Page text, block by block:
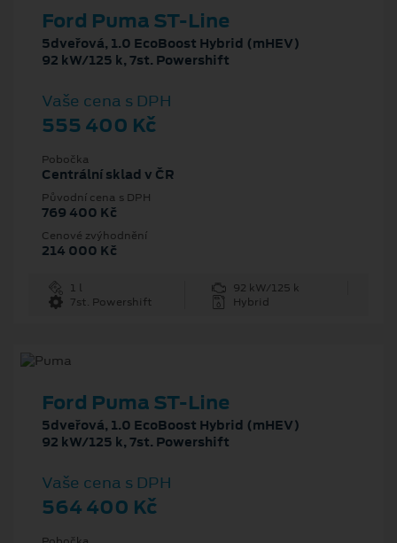
Ford Puma ST-Line
5dveřová, 1.0 EcoBoost Hybrid (mHEV)
92 kW/125 k, 7st. Powershift
Vaše cena s DPH
555 400 Kč
Pobočka
Centrální sklad v ČR
Původní cena s DPH
769 400 Kč
Cenové zvýhodnění
214 000 Kč
1 l
92 kW/125 k
7st. Powershift
Hybrid
Ford Puma ST-Line
5dveřová, 1.0 EcoBoost Hybrid (mHEV)
92 kW/125 k, 7st. Powershift
Vaše cena s DPH
564 400 Kč